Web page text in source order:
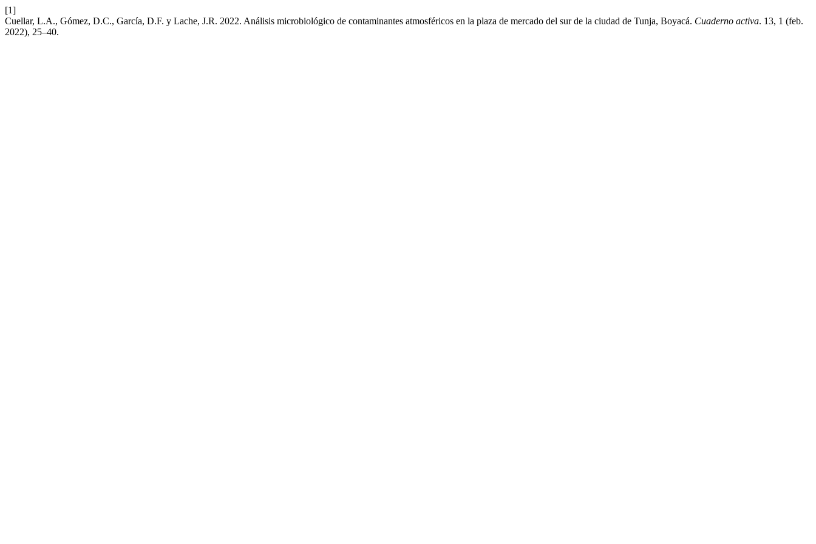
[1]
Cuellar, L.A., Gómez, D.C., García, D.F. y Lache, J.R. 2022. Análisis microbiológico de contaminantes atmosféricos en la plaza de mercado del sur de la ciudad de Tunja, Boyacá. Cuaderno activa. 13, 1 (feb.
2022), 25–40.